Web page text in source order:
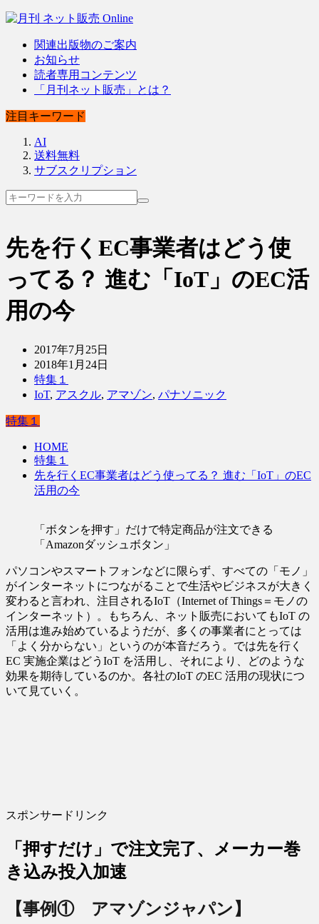
関連出版物のご案内
お知らせ
読者専用コンテンツ
「月刊ネット販売」とは？
注目キーワード
AI
送料無料
サブスクリプション
先を行くEC事業者はどう使
ってる？ 進む「IoT」のEC活
用の今
2017年7月25日
2018年1月24日
特集１
IoT, アスクル, アマゾン, パナソニック
特集１
HOME
特集１
先を行くEC事業者はどう使ってる？ 進む「IoT」のEC
活用の今
「ボタンを押す」だけで特定商品が注文できる
「Amazonダッシュボタン」
パソコンやスマートフォンなどに限らず、すべての「モノ」
がインターネットにつながることで生活やビジネスが大きく
変わると言われ、注目されるIoT（Internet of Things＝モノの
インターネット）。もちろん、ネット販売においてもIoT の
活用は進み始めているようだが、多くの事業者にとっては
「よく分からない」というのが本音だろう。では先を行く
EC 実施企業はどうIoT を活用し、それにより、どのような
効果を期待しているのか。各社のIoT のEC 活用の現状につ
いて見ていく。
スポンサードリンク
「押すだけ」で注文完了、メーカー巻
き込み投入加速
【事例① アマゾンジャパン】